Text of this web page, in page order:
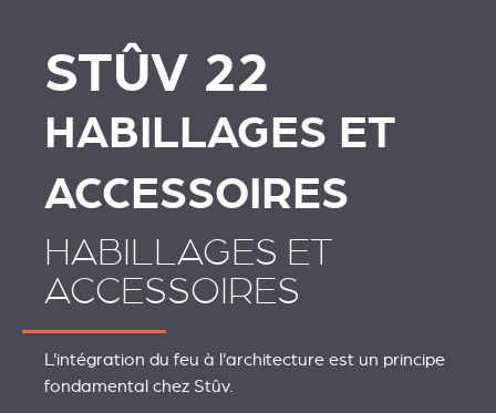
STÛV 22
HABILLAGES ET
ACCESSOIRES
HABILLAGES ET
ACCESSOIRES
L'intégration du feu à l'architecture est un principe
fondamental chez Stûv.